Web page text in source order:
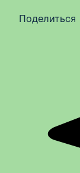
Поделиться